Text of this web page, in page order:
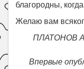
благородны,
Желаю вам
ПЛАТОНОВ
Впервые